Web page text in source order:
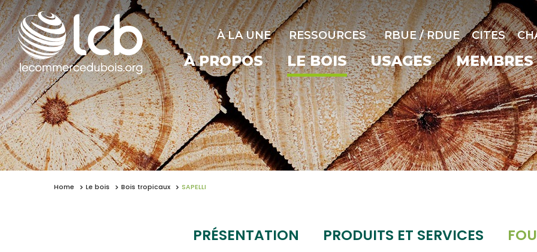
À LA UNE RESSOURCES RBUE / RDUE CITES
À PROPOS LE BOIS USAGES MEMBRES
Home Le bois Bois tropicaux SAPELLI
PRÉSENTATION PRODUITS ET SERVICES